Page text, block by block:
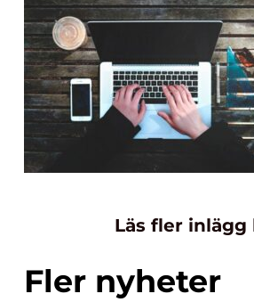
Läs fler inlägg
Fler nyheter